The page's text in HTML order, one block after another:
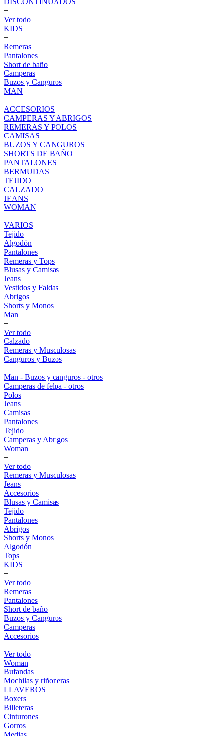
DISCONTINUADOS
+
Ver todo
KIDS
+
Remeras
Pantalones
Short de baño
Camperas
Buzos y Canguros
MAN
+
ACCESORIOS
CAMPERAS Y ABRIGOS
REMERAS Y POLOS
CAMISAS
BUZOS Y CANGUROS
SHORTS DE BAÑO
PANTALONES
BERMUDAS
TEJIDO
CALZADO
JEANS
WOMAN
+
VARIOS
Tejido
Algodón
Pantalones
Remeras y Tops
Blusas y Camisas
Jeans
Vestidos y Faldas
Abrigos
Shorts y Monos
Man
+
Ver todo
Calzado
Remeras y Musculosas
Canguros y Buzos
+
Man - Buzos y canguros - otros
Camperas de felpa - otros
Polos
Jeans
Camisas
Pantalones
Tejido
Camperas y Abrigos
Woman
+
Ver todo
Remeras y Musculosas
Jeans
Accesorios
Blusas y Camisas
Tejido
Pantalones
Abrigos
Shorts y Monos
Algodón
Tops
KIDS
+
Ver todo
Remeras
Pantalones
Short de baño
Buzos y Canguros
Camperas
Accesorios
+
Ver todo
Woman
Bufandas
Mochilas y riñoneras
LLAVEROS
Boxers
Billeteras
Cinturones
Gorros
Medias